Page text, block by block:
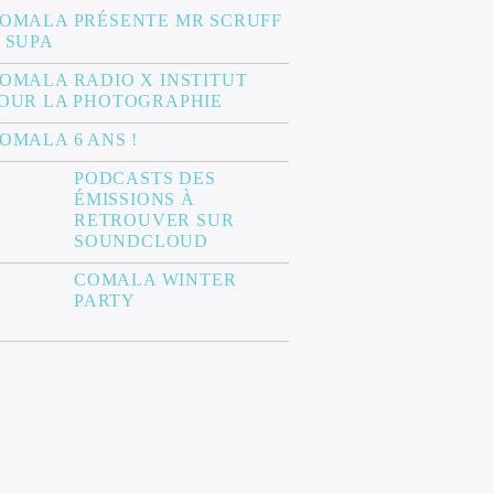
PRÉSENTE MR SCRUFF
RADIO X INSTITUT
LA PHOTOGRAPHIE
6 ANS !
PODCASTS DES
ÉMISSIONS À
RETROUVER SUR
SOUNDCLOUD
COMALA WINTER
PARTY